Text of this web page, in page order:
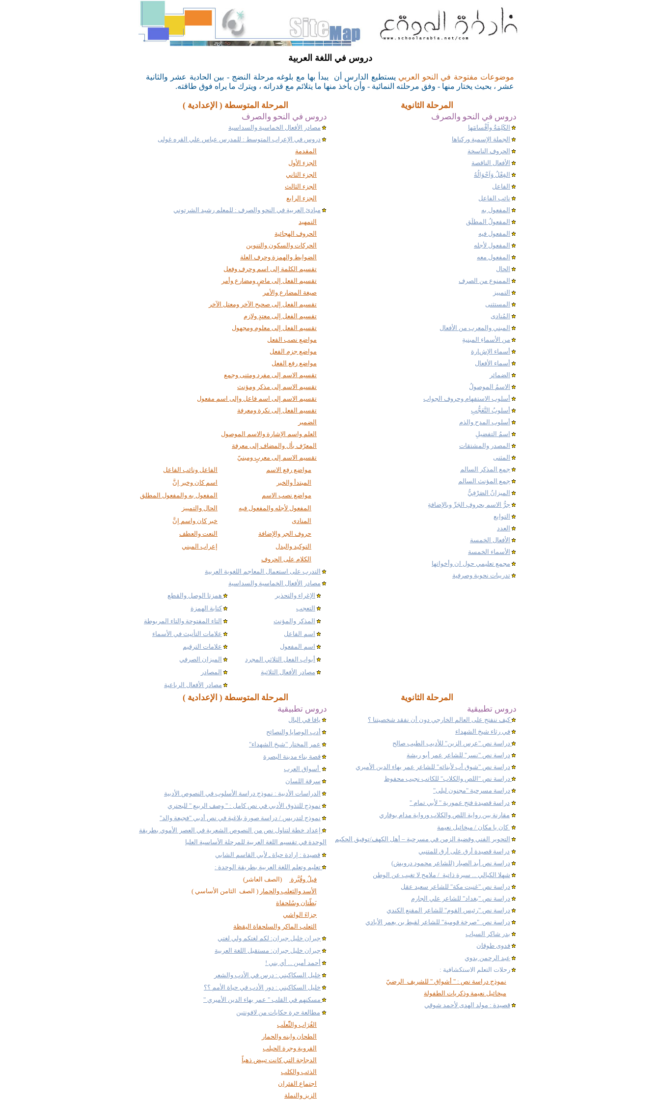
دروس في اللغة العربية
موضوعات مفتوحة في النحو العربي يستطيع
الدارس أن يبدأ بها مع بلوغه مرحلة النضج - بين الحادية عشر والثانية
عشر ، بحيث يختار منها - وفق مرحلته النمائية - وأن يأخذ منها ما يتلائم مع قدراته ، ويترك ما يراه فوق طاقته.
المرحلة المتوسطة ( الإعدادية )
المرحلة الثانوية
دروس في النحو والصرف
مصادر الأفعال الخماسية والسداسية
دروس في الإعراب المتوسط : للمدرس عباس علي القره غولى
المقدمة
الجزء الأول
الجزء الثاني
الجزء الثالث
الجزء الرابع
مبادئ العربية في النحو والصرف : للمعلم رشيد الشرتوني
التمهيد
الحروف الهجائية
الحركات والسكون والتنوين
الضوابط والهمزة وحرف العلة
تقسيم الكلمة إلى اسم وحرف وفعل
تقسيم الفعل إلى ماضٍ ومضارع وأمر
صيغة المضارع والأمر
تقسيم الفعل إلى صحيح الآخر ومعتل الآخر
تقسيم الفعل إلى معتدٍ ولازم
تقسيم الفعل إلى معلوم ومجهول
مواضع نصب الفعل
مواضع جزم الفعل
مواضع رفع الفعل
تقسيم الاسم إلى مفرد ومثنى وجمع
تقسيم الاسم إلى مذكر ومؤنث
تقسيم الاسم إلى اسم فاعل وإلى اسم مفعول
تقسيم الفعل إلى نكرة ومعرفة
الضمير
العلم واسم الإشارة والاسم الموصول
المعرّف بأل والمضاف إلى معرفة
تقسيم الاسم إلى معربٍ ومبنيّ
الفاعل ونائب الفاعل
مواضع رفع الاسم
اسم كان وخبر إنَّ
المبتدأ والخبر
المفعول به والمفعول المطلق
مواضع نصب الاسم
الحال والتمييز
المفعول لأجله والمفعول فيه
خبر كان واسم إنَّ
المنادى
النعت والعطف
حروف الجر والإضافة
إعراب المبني
التوكيد والبدل
الكلام على الحروف
التدرب على استعمال المعاجم اللغوية العربية
مصادر الأفعال الخماسية والسداسية
الإغراء والتحذير
همزتا الوصل والقطع
التعجب
كتابة الهمزة
المذكر والمؤنث
التاء المفتوحة والتاء المربوطة
اسم الفاعل
علامات التأنيث في الأسماء
اسم المفعول
علامات الترقيم
أبواب الفعل الثلاثي المجرد
الميزان الصرفي
مصادر الأفعال الثلاثية
المصادر
مصادر الأفعال الرباعية
دروس في النحو والصرف
لكَلِمَةُ وأَقْسامَها
الجملة الإسمية وركناها
الحروف الناسخة
الأفعال الناقصة
الفِعْلُ وَاَحْوَالُهُ
الفاعل
نائب الفاعل
المفعول به
المفعولُ المطلَق
المفعول فيه
المفعول لأجله
المفعول معه
الحال
الممنوع من الصرف
التمييز
المستثنى
المُنادى
المبني والمعرب من الأفعال
من الأسماءِ المبنيةِ
أسماء الإشارة
أسماء الأفعال
الضمائر
الاسمُ الموصولُ
أسلوب الاستفهام وحروف الجواب
أسلوبُ التَّعَجُّبِ
أسلوب المدح والذم
اسمُ التفضيلِ
المصدر والمشتقات
المثنى
جمع المذكر السالم
جمع المؤنث السالم
الميزانُ الصَرْفِيُّ
جرُّ الاسم بحروفِ الجَرِّ وبالإضافةِ
التوابع
العدد
الأفعال الخمسة
الأسماء الخمسة
مجمع تعليمي حول ان وأخواتها
تدريبات نحوية وصرفية
المرحلة المتوسطة ( الإعدادية )
المرحلة الثانوية
دروس تطبيقية
يافا في البال
أدب الوصايا والنصائح
عمر المختار "شيخ الشهداء"
قصة بناء مدينة البصرة
أسواق العرب
سرقة اللسان
الدراسات الأدبية : نموذج دراسة الأسلوب في النصوص الأدبية
نموذج للتذوق الأدبي في نص كامل : " وصف الربيع " للبحتري
نموذج لتدريس / دراسة صورة بلاغية في نص أدبي "فجيعة والد"
إعداد خطة لتناول نص من النصوص الشعرية في العصر الأموي بطريقة
الوحدة في تقسيم اللغة العربية للمرحلة الأساسية العليا
قصيدة : إرادة حياة ـ لأبي القاسم الشابي
تعليم وتعلم اللغة العربية بطريقة الوحدة :
فيلٌ وقُبَّرة
(الصف العاشر)
الأسد والثعلب والحمار ( الصف الثامن الأساسي )
بَطّتان وسُلحفاة
جزاءَ الواشي
الثعلب الماكر والسلحفاة اليقظة
جبران خليل جبران: لكم لغتكم ولي لغتي
جبران خليل جبران: مستقبل اللغة العربية
أحمد أمين ... أي بني !
خليل السكاكيني : درس في الأدب والشعر
خليل السكاكيني : دور الأدب في حياة الأمم ؟؟
مسكنهم في القلب " عمر بهاء الدين الأميري "
مطالعة حرة حكايات من لافونتين
الغُرَاب والثّّعلَب
الطحان وابنه والحمار
القروية وجرة الحيلب
الدجاجة التي كانت تبيض ذهباً
الذئب والكلب
اجتماع الفئران
الزيز والنملة
دروس تطبيقية
كيف ننفتح على العالم الخارجي دون أن نفقد شخصيتنا ؟
في رثاء شيخ الشهداء
دراسة نص "عرس الزين" للأديب الطيب صالح
دراسة نص "نسر" للشاعر عمر أبو ريشة
دراسة نص "شوق أب لأبنائه" للشاعر عمر بهاء الدين الأميري
دراسة نص "اللص والكلاب" للكاتب نجيب محفوظ
دراسة مسرحية "مجنون ليلى"
دراسة قصيدة فتح عمورية " لأبي تمام "
مقارنة بين رواية اللص والكلاب ورواية مدام بوفاري
كان يا مكان / ميخائيل نعيمة
التحوير الفني وقضية الزمن في مسرحية – أهل الكهف/توفيق الحكيم
دراسة قصيدة أرق على أرق للمتنبي
دراسة نص أبد الصبار (للشاعر محمود درويش)
شهلا الكيالي ... سيرة ذاتية / ملامح لا تغيب عن الوطن
دراسة نص "غنيت مكة" للشاعر سعيد عقل
دراسة نص "بغداد" للشاعر علي الجارم
دراسة نص "رئيس القوم" للشاعر المقنع الكندي
دراسة نص "صرخة قومية" للشاعر لقيط بن يعمر الأيادي
بدر شاكر السياب
فدوى طوقان
عبد الرحمن بدوي
رحلات التعلم الاستكشافية :
نموذج دراسة نص : " أشواق " للشريف الرضيّ
ميخائيل نعيمة وذكريات الطفولة
قصيدة : مولد الهدى لأحمد شوقي